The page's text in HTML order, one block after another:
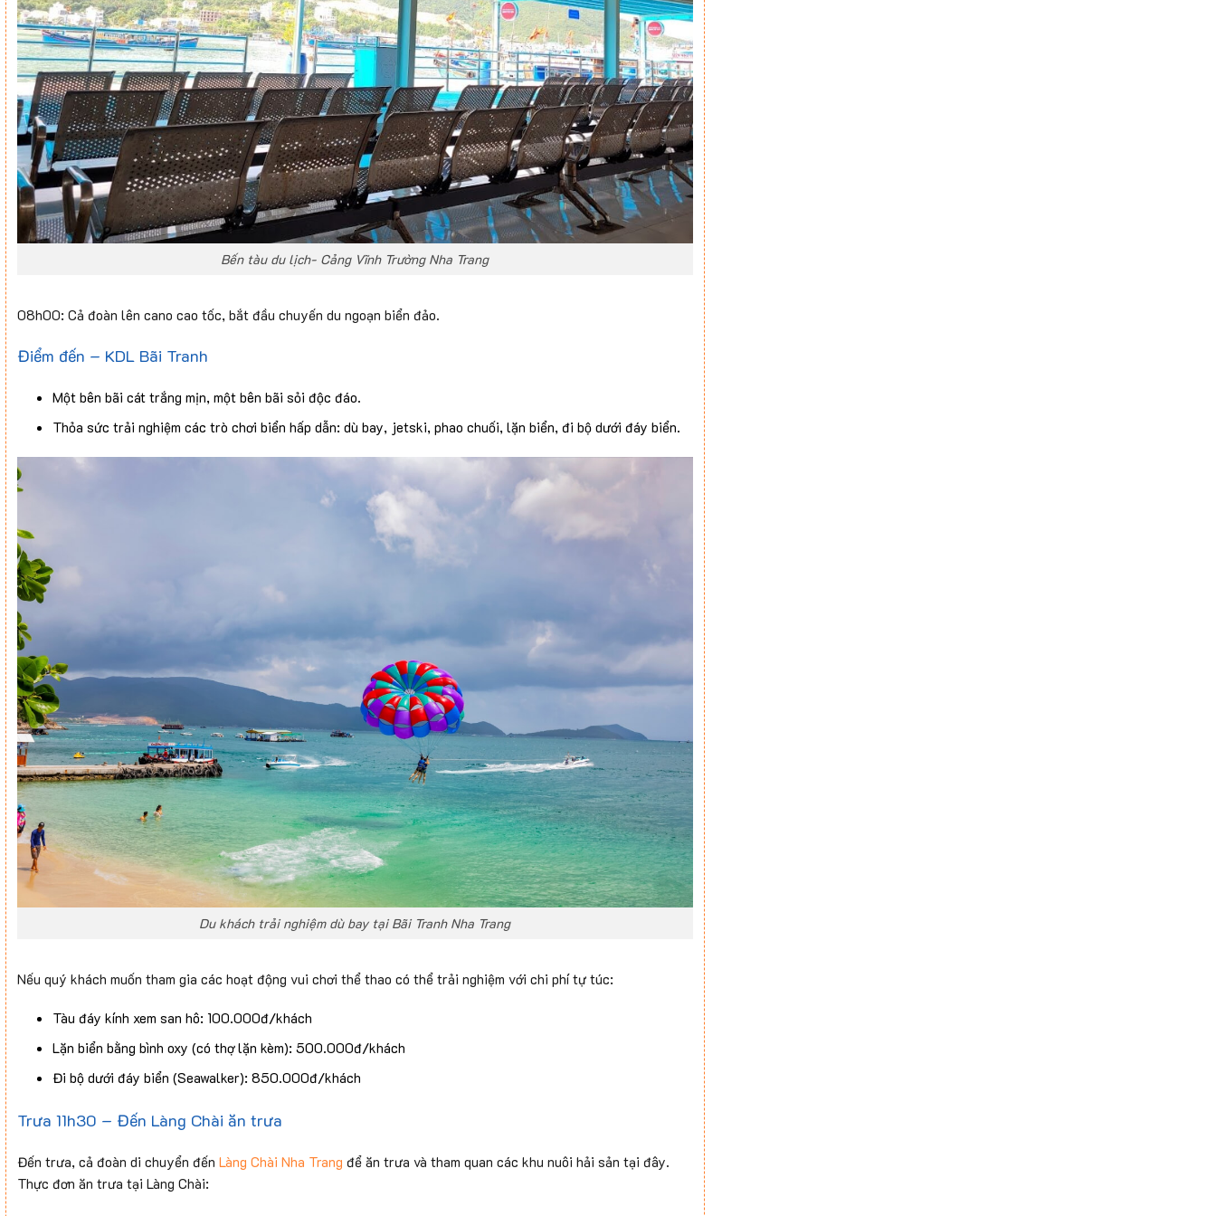
Bến tàu du lịch- Cảng Vĩnh Trường Nha Trang
08h00: Cả đoàn lên cano cao tốc, bắt đầu chuyến du ngoạn biển đảo.
Điểm đến – KDL Bãi Tranh
Một bên bãi cát trắng mịn, một bên bãi sỏi độc đáo.
Thỏa sức trải nghiệm các trò chơi biển hấp dẫn: dù bay, jetski, phao chuối, lặn biển, đi bộ dưới đáy biển.
Du khách trải nghiệm dù bay tại Bãi Tranh Nha Trang
Nếu quý khách muốn tham gia các hoạt động vui chơi thể thao có thể trải nghiệm với chi phí tự túc:
Tàu đáy kính xem san hô: 100.000đ/khách
Lặn biển bằng bình oxy (có thợ lặn kèm): 500.000đ/khách
Đi bộ dưới đáy biển (Seawalker): 850.000đ/khách
Trưa 11h30 – Đến Làng Chài ăn trưa
Đến trưa, cả đoàn di chuyển đến Làng Chài Nha Trang để ăn trưa và tham quan các khu nuôi hải sản tại đây.
Thực đơn ăn trưa tại Làng Chài: